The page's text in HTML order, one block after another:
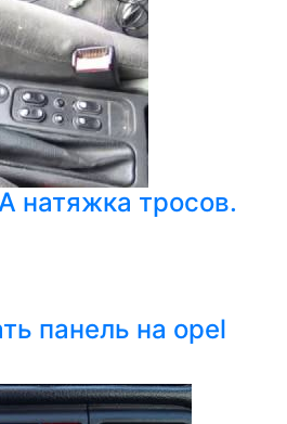
натяжка тросов.
панель на opel